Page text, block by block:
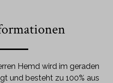
Hemd wird im geraden
und besteht zu 100% aus